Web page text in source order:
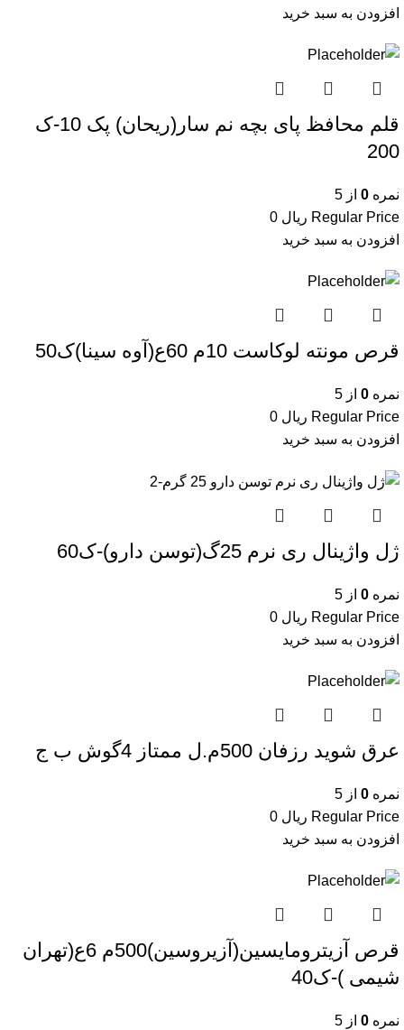
افزودن به سبد خرید
قلم محافظ پای بچه نم سار(ریحان) پک 10-ک
200
نمره 0 از 5
Regular Price ریال
افزودن به سبد خرید
قرص مونته لوکاست 10م 60ع(آوه سینا)ک50
نمره 0 از 5
Regular Price ریال
افزودن به سبد خرید
ژل واژینال ری نرم 25گ(توسن دارو)-ک60
نمره 0 از 5
Regular Price ریال
افزودن به سبد خرید
عرق شوید رزفان 500م.ل ممتاز 4گوش ب ج
نمره 0 از 5
Regular Price ریال
افزودن به سبد خرید
قرص آزیترومایسین(آزیروسین)500م 6ع(تهران
شیمی )-ک40
نمره 0 از 5